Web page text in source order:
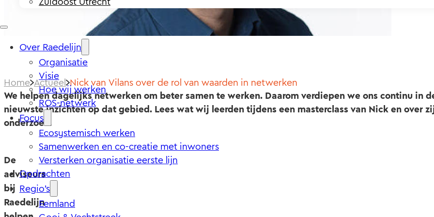
Over Raedelijn
Organisatie
Visie
Hoe wij werken
ROS-netwerk
Focus
Ecosystemisch werken
Samenwerken en co-creatie met inwoners
Versterken organisatie eerste lijn
Opdrachten
Regio’s
Eemland
Home Actueel Nick van Vilans over de rol van waarden in netwerken
We helpen dagelijks netwerken om beter samen te werken. Daarom verdiepen we ons continu in
nieuwste inzichten op dat gebied. Lees wat wij leerden tijdens een masterclass van Nick en over
onderzoek.
De
adviseurs
bij
Raedelijn